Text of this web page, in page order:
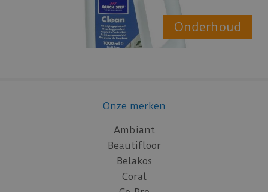
Onderhoud
Onze merken
Ambiant
Beautifloor
Belakos
Coral